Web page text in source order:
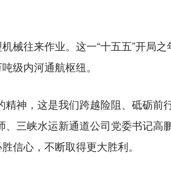
往来作业。这一“十五五”开局之
级内河通航枢纽。
神，这是我们跨越险阻、砥砺前
三峡水运新通道公司党委书记
信心，不断取得更大胜利。